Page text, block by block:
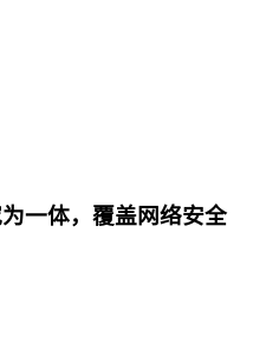
一体，覆盖网络安全